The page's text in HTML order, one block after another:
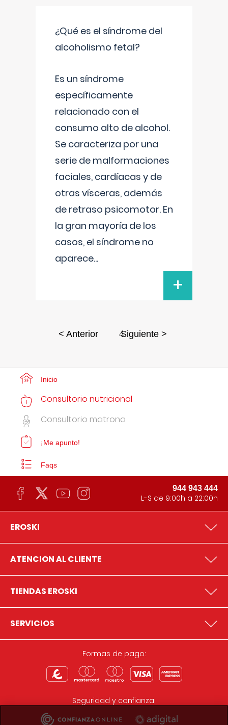
¿Qué es el síndrome del
alcoholismo fetal?
Es un síndrome
específicamente
relacionado con el
consumo alto de alcohol.
Se caracteriza por una
serie de malformaciones
faciales, cardíacas y de
otras vísceras, además
de retraso psicomotor. En
la gran mayoría de los
casos, el síndrome no
aparece...
+
< Anterior 4
Siguiente >
Inicio
Consultorio nutricional
Consultorio matrona
¡Me apunto!
Faqs
944 943 444
L-S de 9:00h a 22:00h
EROSKI
ATENCION AL CLIENTE
TIENDAS EROSKI
SERVICIOS
Formas de pago:
Seguridad y confianza: